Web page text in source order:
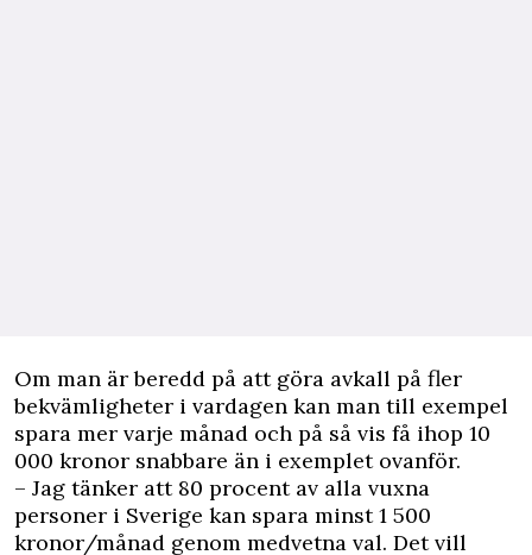
Om man är beredd på att göra avkall på fler
bekvämligheter i vardagen kan man till exempel
spara mer varje månad och på så vis få ihop 10
000 kronor snabbare än i exemplet ovanför.
– Jag tänker att 80 procent av alla vuxna
personer i Sverige kan spara minst 1 500
kronor/månad genom medvetna val. Det vill